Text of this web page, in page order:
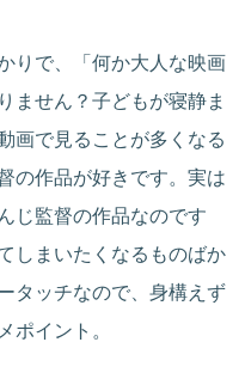
りで、「何か大人な映画
ません？子どもが寝静ま
画で見ることが多くなる
の作品が好きです。実は
じ監督の作品なのです
しまいたくなるものばか
タッチなので、身構えず
ポイント。